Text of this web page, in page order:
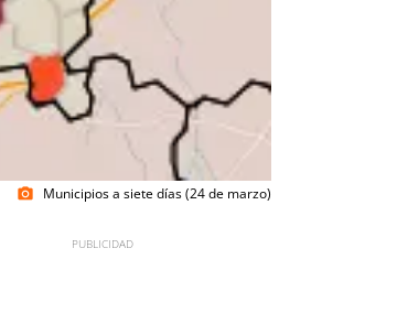
photo_camera Municipios a siete días (24 de marzo)